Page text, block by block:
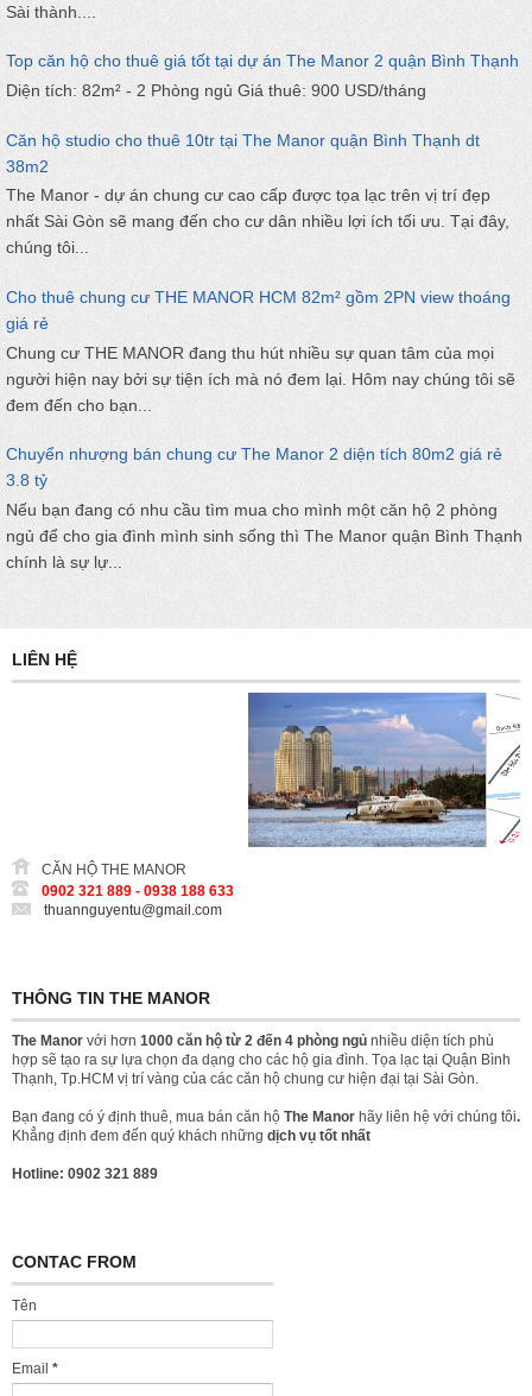
Sài thành....
Top căn hộ cho thuê giá tốt tại dự án The Manor 2 quận Bình Thạnh
Diện tích: 82m² - 2 Phòng ngủ Giá thuê: 900 USD/tháng
Căn hộ studio cho thuê 10tr tại The Manor quận Bình Thạnh dt
38m2
The Manor - dự án chung cư cao cấp được tọa lạc trên vị trí đẹp
nhất Sài Gòn sẽ mang đến cho cư dân nhiều lợi ích tối ưu. Tại đây,
chúng tôi...
Cho thuê chung cư THE MANOR HCM 82m² gồm 2PN view thoáng
giá rẻ
Chung cư THE MANOR đang thu hút nhiều sự quan tâm của mọi
người hiện nay bởi sự tiện ích mà nó đem lại. Hôm nay chúng tôi sẽ
đem đến cho bạn...
Chuyển nhượng bán chung cư The Manor 2 diện tích 80m2 giá rẻ
3.8 tỷ
Nếu bạn đang có nhu cầu tìm mua cho mình một căn hộ 2 phòng
ngủ để cho gia đình mình sinh sống thì The Manor quận Bình Thạnh
chính là sự lự...
LIÊN HỆ
CĂN HỘ THE MANOR
0902 321 889 - 0938 188 633
thuannguyentu@gmail.com
THÔNG TIN THE MANOR
The Manor với hơn 1000 căn hộ từ 2 đến 4 phòng ngủ nhiều diện tích phù
hợp sẽ tạo ra sự lựa chọn đa dạng cho các hộ gia đình. Tọa lạc tại Quận Bình
Thạnh, Tp.HCM vị trí vàng của các căn hộ chung cư hiện đại tại Sài Gòn.
Bạn đang có ý định thuê, mua bán căn hộ The Manor hãy liên hệ với chúng tôi.
Khẳng định đem đến quý khách những dịch vụ tốt nhất
Hotline: 0902 321 889
CONTAC FROM
Tên
Email *